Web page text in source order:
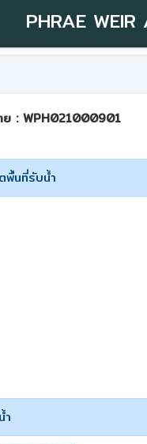
PHRAE WEIR
: WPH021000901
พื้นที่รับน้ำ
ำ